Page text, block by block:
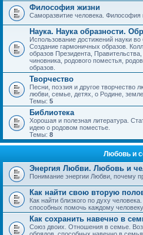
Философия жизни
Саморазвитие человека. Философия
Наука. Наука образности.
Использование достижений науки
Создание гармоничных образов.
образов Президента,
чиновника, родового поместья,
образов.
Творчество
Песни, поэзия и другое
любви, семье, детях, о Родине,
Темы: 5
Библиотека
Хорошая и полезная литература.
идею о родовом поместье.
Темы: 8
Любовь и
Энергия Любви. Любовь и
Понимание энергии Любви, почему
Как найти свою вторую
Как найти близкого по духу
способных помочь каждому
Как сохранить навечно в
Союз двоих. Отношения в семье.